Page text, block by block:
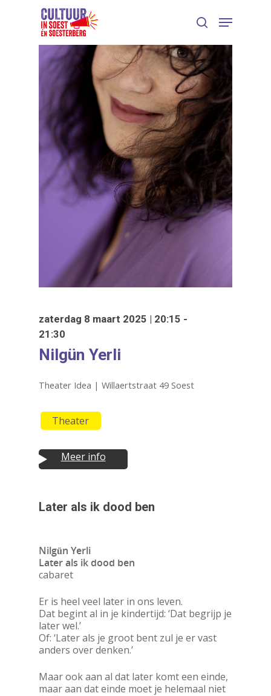
of ESC om te sluiten
zaterdag 8 maart 2025 | 20:15 -
21:30
Nilgün Yerli
Theater Idea | Willaertstraat 49 Soest
Theater
Meer info
Later als ik dood ben
Nilgün Yerli
Later als ik dood ben
cabaret
Er is heel veel later in ons leven.
Dat begint al in je kindertijd: ‘Dat begrijp je
later wel.’
Of: ‘Later als je groot bent zul je er vast
anders over denken.’
Maar ook aan al dat later komt een einde,
maar aan dat einde moet je helemaal niet